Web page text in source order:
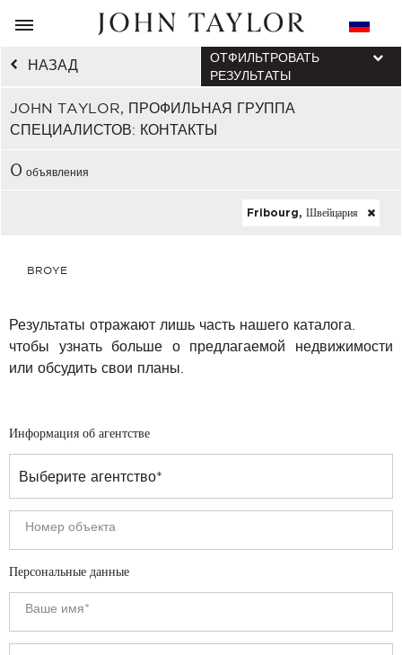
НАЗАД
JOHN TAYLOR, ПРОФИЛЬНАЯ ГРУППА
СПЕЦИАЛИСТОВ: КОНТАКТЫ
ОТФИЛЬТРОВАТЬ
РЕЗУЛЬТАТЫ
0 объявления
Fribourg, Швейцария
BROYE
Результаты отражают лишь часть нашего каталога.
чтобы узнать больше о предлагаемой недвижимости
или обсудить свои планы.
Информация об агентстве
Персональные данные